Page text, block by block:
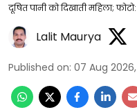
दूषित पानी को दिखाती महिला;
Lalit Maurya
Published on: 07 Aug 2026,